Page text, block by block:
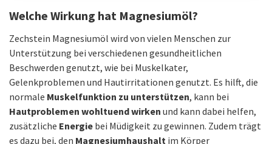
Welche Wirkung hat Magnesiumöl?
Zechstein Magnesiumöl wird von vielen Menschen zur
Unterstützung bei verschiedenen gesundheitlichen
Beschwerden genutzt, wie bei Muskelkater,
Gelenkproblemen und Hautirritationen genutzt. Es hilft, die
normale Muskelfunktion zu unterstützen, kann bei
Hautproblemen wohltuend wirken und kann dabei helfen,
zusätzliche Energie bei Müdigkeit zu gewinnen. Zudem trägt
es dazu bei, den Magnesiumhaushalt im Körper